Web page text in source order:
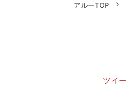
アルーTOP
ツイー